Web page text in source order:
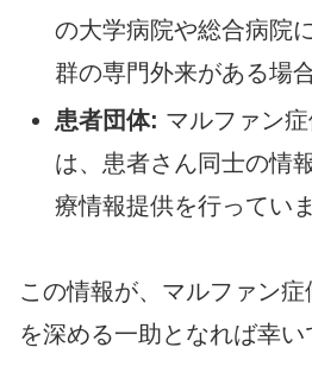
の大学病院や総合病院
群の専門外来がある場
患者団体: マルファン
は、患者さん同士の情
療情報提供を行っていま
この情報が、マルファン
を深める一助となれば幸い